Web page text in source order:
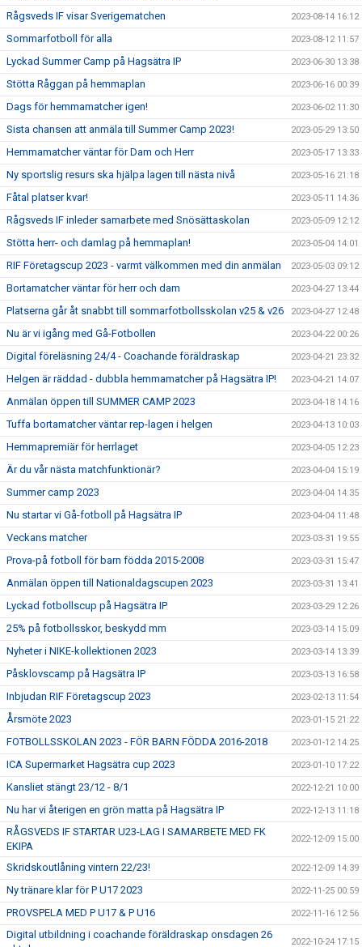
Rågsveds IF visar Sverigematchen 2023-08-14 16:12
Sommarfotboll för alla 2023-08-12 11:57
Lyckad Summer Camp på Hagsätra IP 2023-06-30 13:38
Stötta Råggan på hemmaplan 2023-06-16 00:39
Dags för hemmamatcher igen! 2023-06-02 11:30
Sista chansen att anmäla till Summer Camp 2023! 2023-05-29 13:50
Hemmamatcher väntar för Dam och Herr 2023-05-17 13:33
Ny sportslig resurs ska hjälpa lagen till nästa nivå 2023-05-16 21:18
Fåtal platser kvar! 2023-05-11 14:36
Rågsveds IF inleder samarbete med Snösättaskolan 2023-05-09 12:12
Stötta herr- och damlag på hemmaplan! 2023-05-04 14:01
RIF Företagscup 2023 - varmt välkommen med din anmälan 2023-05-03 09:12
Bortamatcher väntar för herr och dam 2023-04-27 13:44
Platserna går åt snabbt till sommarfotbollsskolan v25 & v26 2023-04-27 12:48
Nu är vi igång med Gå-Fotbollen 2023-04-22 00:26
Digital föreläsning 24/4 - Coachande föräldraskap 2023-04-21 23:32
Helgen är räddad - dubbla hemmamatcher på Hagsätra IP! 2023-04-21 14:07
Anmälan öppen till SUMMER CAMP 2023 2023-04-18 14:16
Tuffa bortamatcher väntar rep-lagen i helgen 2023-04-13 10:03
Hemmapremiär för herrlaget 2023-04-05 12:23
Är du vår nästa matchfunktionär? 2023-04-04 15:19
Summer camp 2023 2023-04-04 14:35
Nu startar vi Gå-fotboll på Hagsätra IP 2023-04-04 11:48
Veckans matcher 2023-03-31 19:55
Prova-på fotboll för barn födda 2015-2008 2023-03-31 15:47
Anmälan öppen till Nationaldagscupen 2023 2023-03-31 13:41
Lyckad fotbollscup på Hagsätra IP 2023-03-29 12:26
25% på fotbollsskor, beskydd mm 2023-03-14 15:09
Nyheter i NIKE-kollektionen 2023 2023-03-14 13:39
Påsklovscamp på Hagsätra IP 2023-03-13 16:58
Inbjudan RIF Företagscup 2023 2023-02-13 11:54
Årsmöte 2023 2023-01-15 21:22
FOTBOLLSSKOLAN 2023 - FÖR BARN FÖDDA 2016-2018 2023-01-12 14:25
ICA Supermarket Hagsätra cup 2023 2023-01-10 17:22
Kansliet stängt 23/12 - 8/1 2022-12-21 10:00
Nu har vi återigen en grön matta på Hagsätra IP 2022-12-13 11:18
RÅGSVEDS IF STARTAR U23-LAG I SAMARBETE MED FK
EKIPA
2022-12-09 15:00
Skridskoutlåning vintern 22/23! 2022-12-09 14:39
Ny tränare klar för P U17 2023 2022-11-25 00:59
PROVSPELA MED P U17 & P U16 2022-11-16 12:56
Digital utbildning i coachande föräldraskap onsdagen 26
2022-10-24 17:15